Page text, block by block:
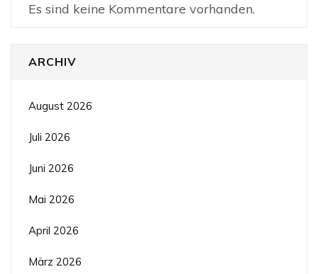
Es sind keine Kommentare vorhanden.
ARCHIV
August 2026
Juli 2026
Juni 2026
Mai 2026
April 2026
März 2026